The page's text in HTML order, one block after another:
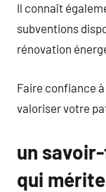
Il connaît
subventions
rénovation
Faire confiance
valoriser votre
un
qui